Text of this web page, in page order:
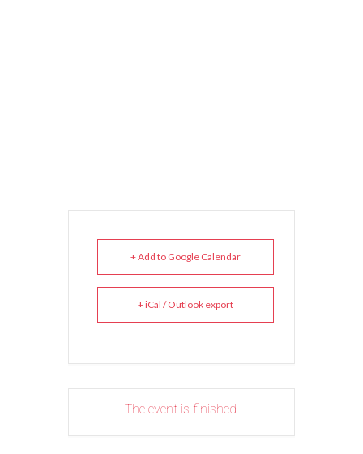
+ Add to Google Calendar
+ iCal / Outlook export
The event is finished.